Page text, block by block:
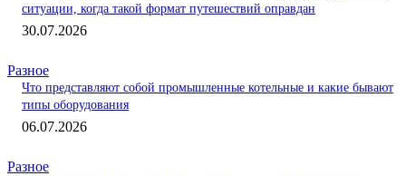
ситуации, когда такой формат путешествий оправдан
30.07.2026
Разное
Что представляют собой промышленные котельные и какие бывают
типы оборудования
06.07.2026
Разное